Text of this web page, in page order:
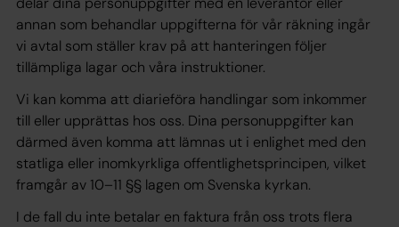
annan som behandlar uppgifterna för vår räkning ingår
vi avtal som ställer krav på att hanteringen följer
tillämpliga lagar och våra instruktioner.
Vi kan komma att diarieföra handlingar som inkommer
till eller upprättas hos oss. Dina personuppgifter kan
därmed även komma att lämnas ut i enlighet med den
statliga eller inomkyrkliga offentlighetsprincipen, vilket
framgår av 10–11 §§ lagen om Svenska kyrkan.
I de fall du inte betalar en faktura från oss trots flera